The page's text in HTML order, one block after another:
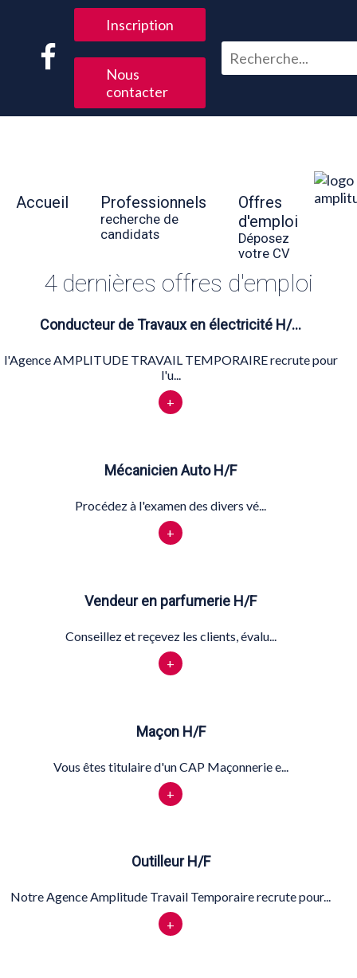
Inscription
Nous
contacter
Accueil Professionnels
recherche de
candidats
Offres
d'emploi
Déposez
votre CV
4 dernières offres d'emploi
Conducteur de Travaux en électricité H/…
l'Agence AMPLITUDE TRAVAIL TEMPORAIRE recrute pour
l'u...
+
Mécanicien Auto H/F
Procédez à l'examen des divers vé...
+
Vendeur en parfumerie H/F
Conseillez et reçevez les clients, évalu...
+
Maçon H/F
Vous êtes titulaire d'un CAP Maçonnerie e...
+
Outilleur H/F
Notre Agence Amplitude Travail Temporaire recrute pour...
+